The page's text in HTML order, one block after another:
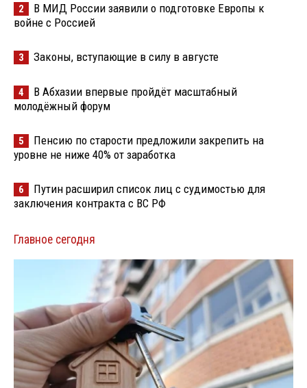
2
В МИД России заявили о подготовке Европы к
войне с Россией
3 Законы, вступающие в силу в августе
4
В Абхазии впервые пройдёт масштабный
молодёжный форум
5
Пенсию по старости предложили закрепить на
уровне не ниже 40% от заработка
6
Путин расширил список лиц с судимостью для
заключения контракта с ВС РФ
Главное сегодня